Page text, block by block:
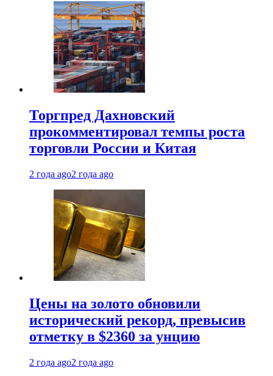
Торгпред Дахновский
прокомментировал темпы роста
торговли России и Китая
2 года ago2 года ago
Цены на золото обновили
исторический рекорд, превысив
отметку в $2360 за унцию
2 года ago2 года ago